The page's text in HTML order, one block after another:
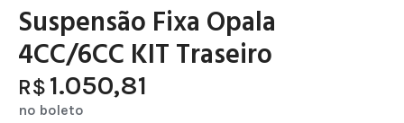
Suspensão Fixa Opala
4CC/6CC KIT Traseiro
R$ 1.050,81
no boleto